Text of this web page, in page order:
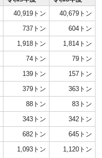
40,919トン
40,679トン
737トン
604トン
1,918トン
1,814トン
74トン
79トン
139トン
157トン
379トン
363トン
88トン
83トン
343トン
342トン
682トン
645トン
1,093トン 1,120トン